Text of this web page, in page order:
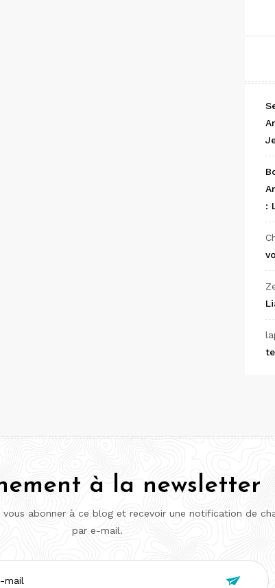
:
à la newsletter
abonner à ce blog et recevoir une notification de
par e-mail.
